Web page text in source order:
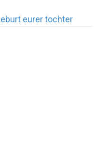
eurer tochter